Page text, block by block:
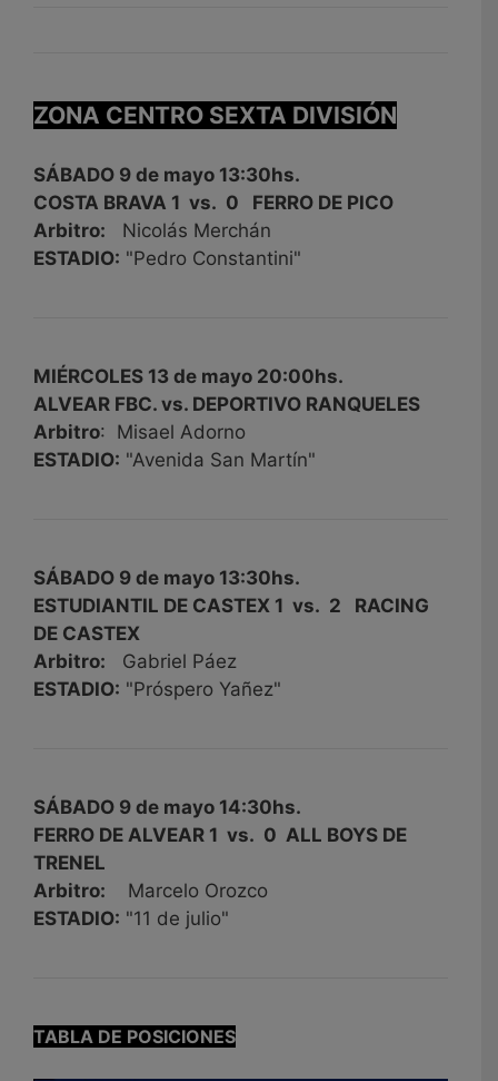
ZONA CENTRO SEXTA DIVISIÓN
SÁBADO 9 de mayo 13:30hs.
COSTA BRAVA 1 vs. 0 FERRO DE PICO
Arbitro: Nicolás Merchán
ESTADIO: "Pedro Constantini"
MIÉRCOLES 13 de mayo 20:00hs.
ALVEAR FBC. vs. DEPORTIVO RANQUELES
Arbitro: Misael Adorno
ESTADIO: "Avenida San Martín"
SÁBADO 9 de mayo 13:30hs.
ESTUDIANTIL DE CASTEX 1 vs. 2 RACING
DE CASTEX
Arbitro: Gabriel Páez
ESTADIO: "Próspero Yañez"
SÁBADO 9 de mayo 14:30hs.
FERRO DE ALVEAR 1 vs. 0 ALL BOYS DE
TRENEL
Arbitro: Marcelo Orozco
ESTADIO: "11 de julio"
TABLA DE POSICIONES